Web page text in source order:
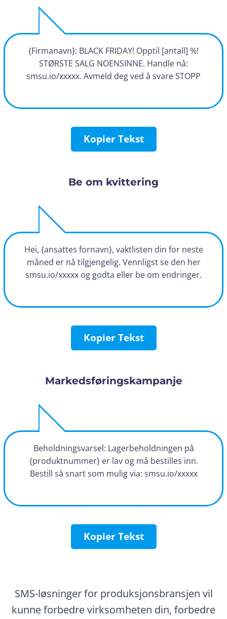
{Firmanavn}: BLACK FRIDAY! Opptil [antall] %!
STØRSTE SALG NOENSINNE. Handle nå:
smsu.io/xxxxx. Avmeld deg ved å svare STOPP
Kopier Tekst
Be om kvittering
Hei, {ansattes fornavn}, vaktlisten din for neste
måned er nå tilgjengelig. Vennligst se den her
smsu.io/xxxxx og godta eller be om endringer.
Kopier Tekst
Markedsføringskampanje
Beholdningsvarsel: Lagerbeholdningen på
{produktnummer} er lav og må bestilles inn.
Bestill så snart som mulig via: smsu.io/xxxxx
Kopier Tekst
SMS-løsninger for produksjonsbransjen vil
kunne forbedre virksomheten din, forbedre